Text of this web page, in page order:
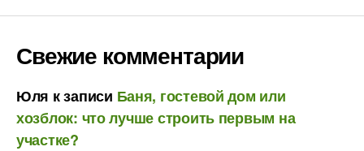
Свежие комментарии
Юля к записи Баня, гостевой дом или
хозблок: что лучше строить первым на
участке?